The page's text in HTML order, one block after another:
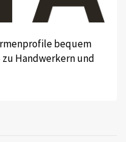
bequem
Handwerkern und